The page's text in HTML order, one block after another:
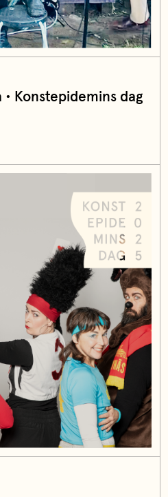
Konstepidemins dag